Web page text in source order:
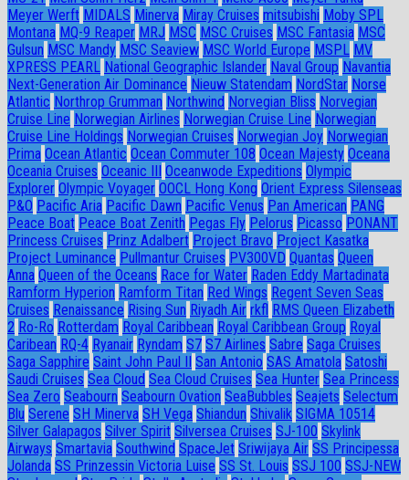
Meyer Werft MIDALS Minerva Miray Cruises mitsubishi Moby SPL
Montana MQ-9 Reaper MRJ MSC MSC Cruises MSC Fantasia MSC
Gulsun MSC Mandy MSC Seaview MSC World Europe MSPL MV
XPRESS PEARL National Geographic Islander Naval Group Navantia
Next-Generation Air Dominance Nieuw Statendam NordStar Norse
Atlantic Northrop Grumman Northwind Norvegian Bliss Norvegian
Cruise Line Norwegian Airlines Norwegian Cruise Line Norwegian
Cruise Line Holdings Norwegian Cruises Norwegian Joy Norwegian
Prima Ocean Atlantic Ocean Commuter 108 Ocean Majesty Oceana
Oceania Cruises Oceanic III Oceanwode Expeditions Olympic
Explorer Olympic Voyager OOCL Hong Kong Orient Express Silenseas
P&O Pacific Aria Pacific Dawn Pacific Venus Pan American PANG
Peace Boat Peace Boat Zenith Pegas Fly Pelorus Picasso PONANT
Princess Cruises Prinz Adalbert Project Bravo Project Kasatka
Project Luminance Pullmantur Cruises PV300VD Quantas Queen
Anna Queen of the Oceans Race for Water Raden Eddy Martadinata
Ramform Hyperion Ramform Titan Red Wings Regent Seven Seas
Cruises Renaissance Rising Sun Riyadh Air rkfl RMS Queen Elizabeth
2 Ro-Ro Rotterdam Royal Caribbean Royal Caribbean Group Royal
Caribean RQ-4 Ryanair Ryndam S7 S7 Airlines Sabre Saga Cruises
Saga Sapphire Saint John Paul II San Antonio SAS Amatola Satoshi
Saudi Cruises Sea Cloud Sea Cloud Cruises Sea Hunter Sea Princess
Sea Zero Seabourn Seabourn Ovation SeaBubbles Seajets Selectum
Blu Serene SH Minerva SH Vega Shiandun Shivalik SIGMA 10514
Silver Galapagos Silver Spirit Silversea Cruises SJ-100 Skylink
Airways Smartavia Southwind SpaceJet Sriwijaya Air SS Principessa
Jolanda SS Prinzessin Victoria Luise SS St. Louis SSJ 100 SSJ-NEW